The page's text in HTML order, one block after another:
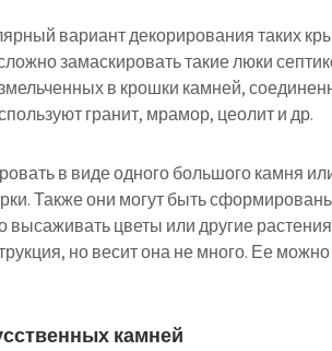
вариант декорирования таких
замаскировать такие люки
в крошки камней,
гранит, мрамор, цеолит и др.
в виде одного большого камня
Также они могут быть
цветы или другие
но весит она не много. Ее
камней